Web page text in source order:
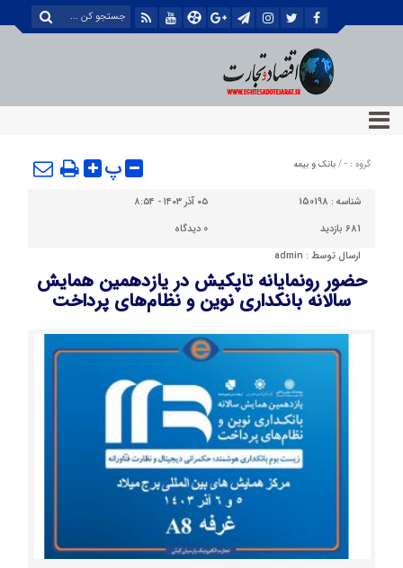
گروه : -
/ بانک و بیمه پ
شناسه : 150198
۰۵ آذر ۱۴۰۳ - ۸:۵۴
681 بازدید
0 دیدگاه
ارسال توسط : admin
حضور رونمایانه تاپکیش در یازدهمین همایش
سالانه بانکداری نوین و نظام‌های پرداخت